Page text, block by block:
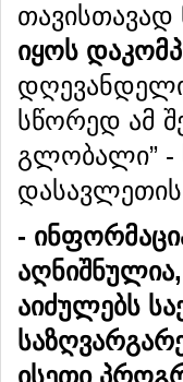
თავისთავად
იყოს
სწორედ ამ
გლობალი” -
დასავლეთის
-
აღნიშნულია,
აიძულებს
ისეთი